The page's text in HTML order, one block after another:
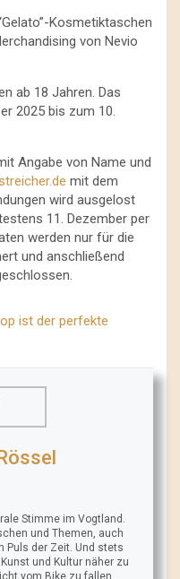
Kosmetiktaschen
von Nevio
ab 18 Jahren. Das
2025 bis zum 10.
Angabe von Name und
mit dem
wird ausgelost
11. Dezember per
werden nur für die
und anschließend
ist der perfekte
Stimme im Vogtland.
und Themen, auch
Puls der Zeit. Und stets
und Kultur näher zu
vom Bike zu fallen.